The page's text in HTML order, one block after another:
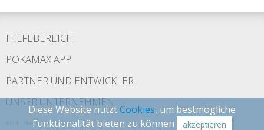
HILFEBEREICH
POKAMAX APP
PARTNER UND ENTWICKLER
UNSER UNTERNEHMEN
Presse ·Datenschutz
Diese Website nutztCookies, um bestmögliche
Funktionalität bieten zu können
akzeptieren